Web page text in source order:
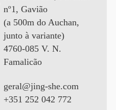
nº1, Gavião
(a 500m do Auchan,
junto à variante)
4760-085 V. N.
Famalicão
geral@jing-she.com
+351 252 042 772